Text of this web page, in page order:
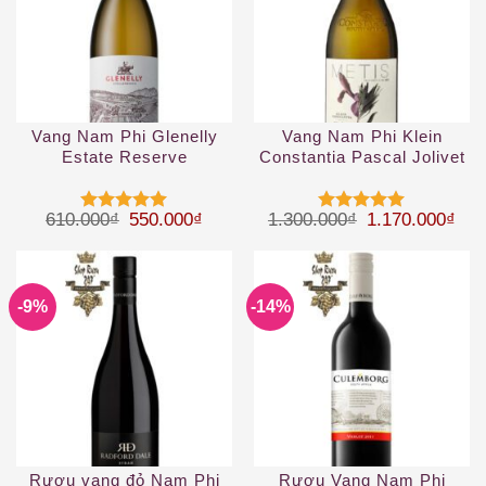
Vang Nam Phi Glenelly
Estate Reserve
Được xếp
sao
610.000₫ Giá gốc là: 610.000₫.
550.000₫ Giá hiện tại là: 550.000₫.
Vang Nam Phi Klein
Constantia Pascal Jolivet
2019
Được xếp
sao
1.300.000₫ Giá gốc là:
1.170.000₫
-9%
Rượu vang đỏ Nam Phi
-14%
Rượu Vang Nam Phi